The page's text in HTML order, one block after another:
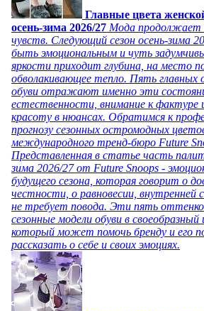
Главные цвета
осень-зима 2026/27 Мода продолжает
чувств. Следующий сезон осень-зима
быть эмоциональным и чуть
яркости приходит глубина, на место
обволакивающее тепло. Пять главных
обуви отражают именно эти
естественности, внимание к фактуре
красоту в нюансах. Обратимся к
прогнозу сезонных остромодных
международного тренд-бюро Future
Представленная в статье часть
зима 2026/27 от Future Snoops -
будущего сезона, которая говорит о
честности, о равновесии, внутренней
не требует повода. Эти пять
сезонные модели обуви в своеобразный
который может помочь бренду и его
рассказать о себе и своих эмоциях.